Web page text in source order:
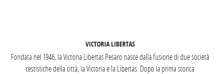
VICTORIA LIBERTAS
Fondata nel 1946, la Victoria Libertas Pesaro nasce dalla fusione di due società
cestistiche della città, la Victoria e la Libertas. Dopo la prima storica